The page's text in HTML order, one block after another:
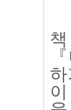
책